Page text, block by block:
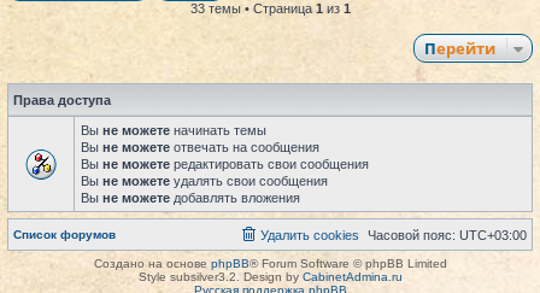
33 темы • Страница1из 1
Перейти
Права доступа
Вы не можете начинать темы
Вы не можете отвечать на сообщения
Вы не можете редактировать свои сообщения
Вы не можете удалять свои сообщения
Вы не можете добавлять вложения
Список форумов Часовой пояс: UTC+03:00
Удалить cookies
Создано на основе phpBB® Forum Software © phpBB Limited
Style subsilver3.2. Design by CabinetAdmina.ru
Русская поддержка phpBB